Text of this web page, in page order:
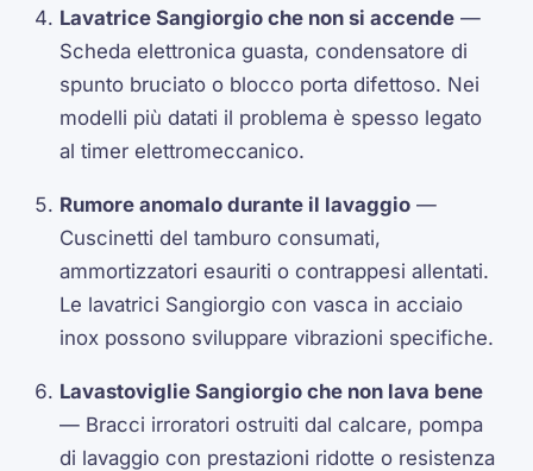
Lavatrice Sangiorgio che non si accende —
Scheda elettronica guasta, condensatore di
spunto bruciato o blocco porta difettoso. Nei
modelli più datati il problema è spesso legato
al timer elettromeccanico.
Rumore anomalo durante il lavaggio —
Cuscinetti del tamburo consumati,
ammortizzatori esauriti o contrappesi allentati.
Le lavatrici Sangiorgio con vasca in acciaio
inox possono sviluppare vibrazioni specifiche.
Lavastoviglie Sangiorgio che non lava bene
— Bracci irroratori ostruiti dal calcare, pompa
di lavaggio con prestazioni ridotte o resistenza